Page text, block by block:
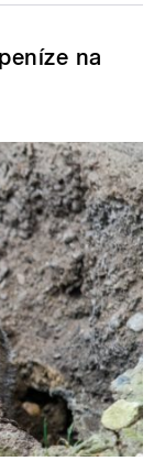
na